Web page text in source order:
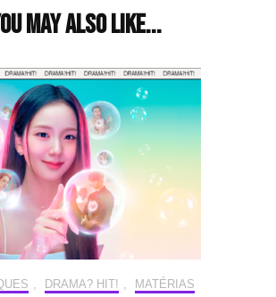
may also like...
DRAMA? HIT! MATÉRIAS